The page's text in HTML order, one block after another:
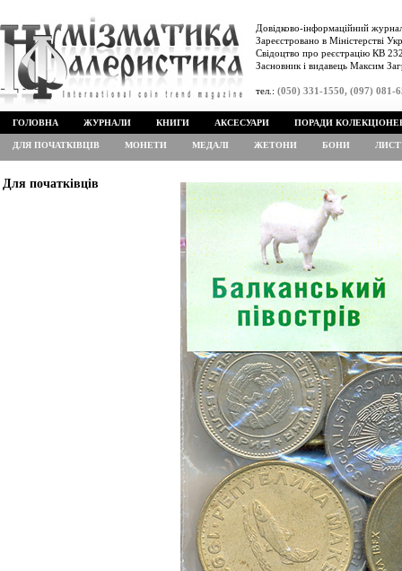
Довідково-інформаційний
Зареєстровано в Міністерстві
Свідоцтво про реєстрацію КВ
Засновник і видавець Максим
тел.: (050) 331-1550, (097) 081-
ГОЛОВНА ЖУРНАЛИ КНИГИ АКСЕСУАРИ ПОРАДИ
ДЛЯ ПОЧАТКІВЦІВ МОНЕТИ МЕДАЛІ ЖЕТОНИ БОНИ
Для початківців